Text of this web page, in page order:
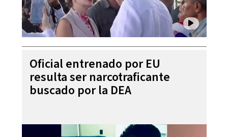
Oficial entrenado por EU
resulta ser narcotraficante
buscado por la DEA